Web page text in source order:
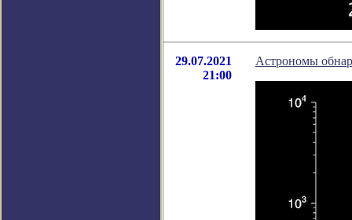
29.07.2021
21:00
Астрономы